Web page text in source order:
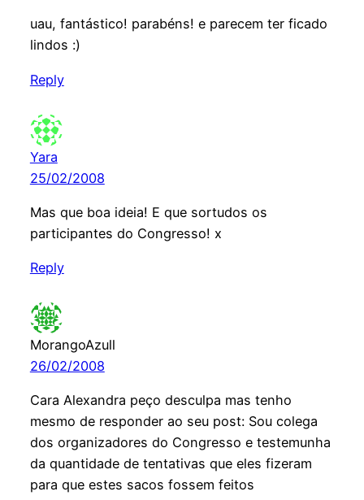
uau, fantástico! parabéns! e parecem ter ficado
lindos :)
Reply
Yara
25/02/2008
Mas que boa ideia! E que sortudos os
participantes do Congresso! x
Reply
MorangoAzull
26/02/2008
Cara Alexandra peço desculpa mas tenho
mesmo de responder ao seu post: Sou colega
dos organizadores do Congresso e testemunha
da quantidade de tentativas que eles fizeram
para que estes sacos fossem feitos